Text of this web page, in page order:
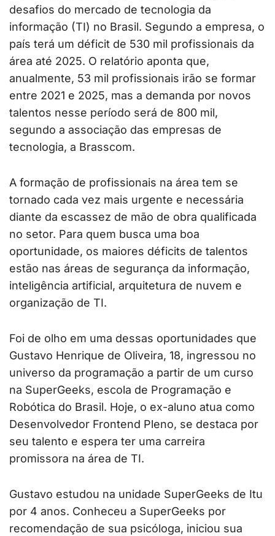
desafios do mercado de tecnologia da
informação (TI) no Brasil. Segundo a empresa, o
país terá um déficit de 530 mil profissionais da
área até 2025. O relatório aponta que,
anualmente, 53 mil profissionais irão se formar
entre 2021 e 2025, mas a demanda por novos
talentos nesse período será de 800 mil,
segundo a associação das empresas de
tecnologia, a Brasscom.
A formação de profissionais na área tem se
tornado cada vez mais urgente e necessária
diante da escassez de mão de obra qualificada
no setor. Para quem busca uma boa
oportunidade, os maiores déficits de talentos
estão nas áreas de segurança da informação,
inteligência artificial, arquitetura de nuvem e
organização de TI.
Foi de olho em uma dessas oportunidades que
Gustavo Henrique de Oliveira, 18, ingressou no
universo da programação a partir de um curso
na SuperGeeks, escola de Programação e
Robótica do Brasil. Hoje, o ex-aluno atua como
Desenvolvedor Frontend Pleno, se destaca por
seu talento e espera ter uma carreira
promissora na área de TI.
Gustavo estudou na unidade SuperGeeks de Itu
por 4 anos. Conheceu a SuperGeeks por
recomendação de sua psicóloga, iniciou sua